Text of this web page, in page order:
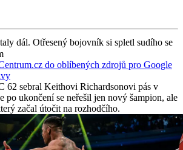
dál. Otřesený bojovník si spletl sudího se
do oblíbených zdrojů pro Google
62 sebral Keithovi Richardsonovi pás v
po ukončení se neřešil jen nový šampion, ale
začal útočit na rozhodčího.